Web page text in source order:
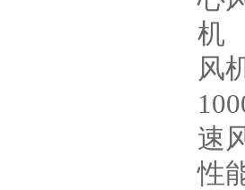
风
速
性